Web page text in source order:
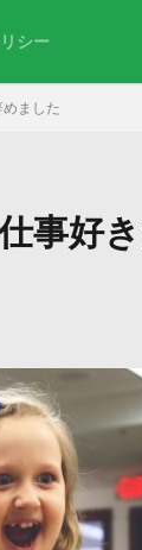
シー
ました
事好